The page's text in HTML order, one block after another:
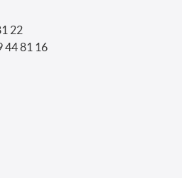
22
44 81 16